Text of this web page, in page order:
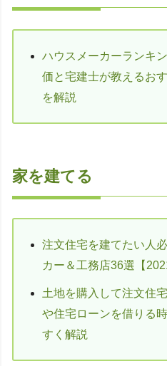
ハウスメーカーランキ
価と宅建士が教えるお
を解説
家を建てる
注文住宅を建てたい人
カー＆工務店36選【
土地を購入して注文住
や住宅ローンを借りる
すく解説